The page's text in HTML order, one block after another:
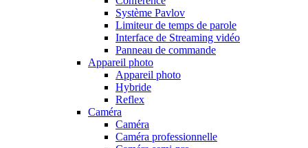
Système Pavlov
Limiteur de temps de parole
Interface de Streaming vidéo
Panneau de commande
Appareil photo
Appareil photo
Hybride
Reflex
Caméra
Caméra
Caméra professionnelle